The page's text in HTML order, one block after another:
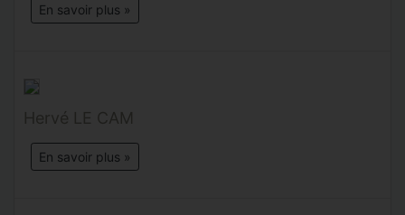
En savoir plus »
Hervé LE CAM
En savoir plus »